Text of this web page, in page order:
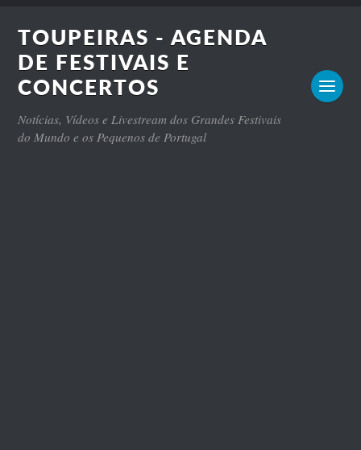
TOUPEIRAS - AGENDA
DE FESTIVAIS E
CONCERTOS
Notícias, Vídeos e Livestream dos Grandes Festivais
do Mundo e os Pequenos de Portugal